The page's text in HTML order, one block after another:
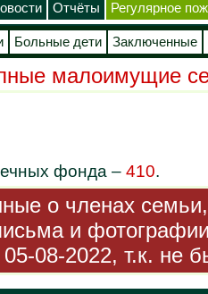
Отчёты Регулярное
Больные дети Заключенные
малоимущие
фонда – 410.
о членах
и
08-2022, т.к. не